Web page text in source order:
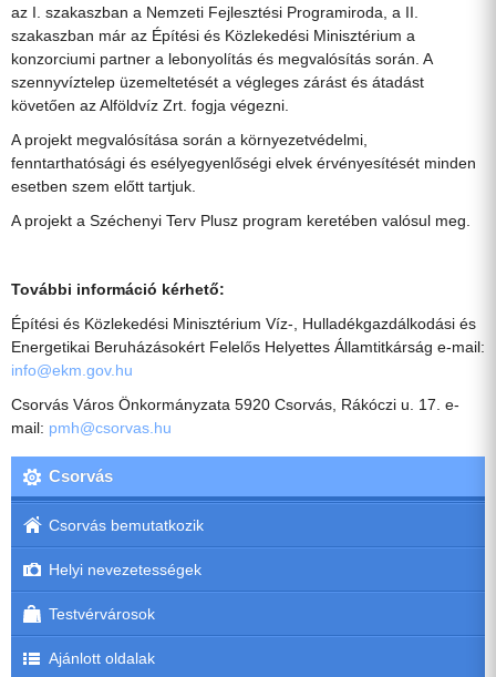
az I. szakaszban a Nemzeti Fejlesztési Programiroda, a II.
szakaszban már az Építési és Közlekedési Minisztérium a
konzorciumi partner a lebonyolítás és megvalósítás során. A
szennyvíztelep üzemeltetését a végleges zárást és átadást
követően az Alföldvíz Zrt. fogja végezni.
A projekt megvalósítása során a környezetvédelmi,
fenntarthatósági és esélyegyenlőségi elvek érvényesítését minden
esetben szem előtt tartjuk.
A projekt a Széchenyi Terv Plusz program keretében valósul meg.
További információ kérhető:
Építési és Közlekedési Minisztérium Víz-, Hulladékgazdálkodási és
Energetikai Beruházásokért Felelős Helyettes Államtitkárság e-mail:
info@ekm.gov.hu
Csorvás Város Önkormányzata 5920 Csorvás, Rákóczi u. 17. e-
mail: pmh@csorvas.hu
Csorvás
Csorvás bemutatkozik
Helyi nevezetességek
Testvérvárosok
Ajánlott oldalak